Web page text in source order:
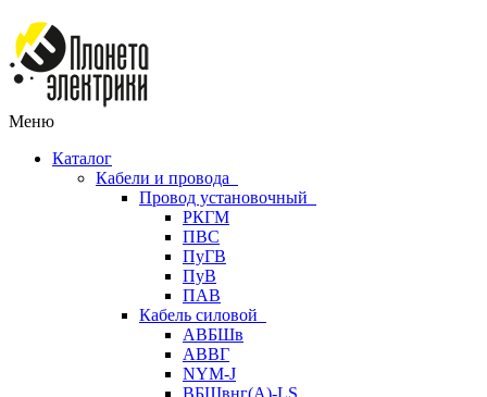
Меню
Каталог
Кабели и провода
Провод установочный
РКГМ
ПВС
ПуГВ
ПуВ
ПАВ
Кабель силовой
АВБШв
АВВГ
NYM-J
ВБШвнг(А)-LS